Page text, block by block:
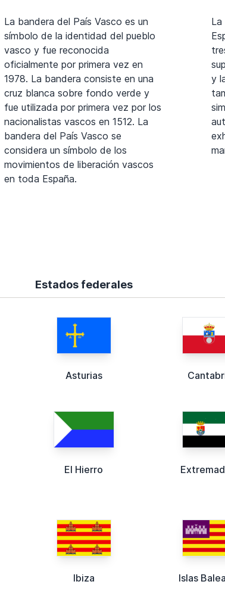
La bandera del País Vasco es un
símbolo de la identidad del pueblo
vasco y fue reconocida
oficialmente por primera vez en
1978. La bandera consiste en una
cruz blanca sobre fondo verde y
fue utilizada por primera vez por los
nacionalistas vascos en 1512. La
bandera del País Vasco se
considera un símbolo de los
movimientos de liberación vascos
en toda España.
La
y
Estados federales
Asturias
El Hierro
Ibiza Islas